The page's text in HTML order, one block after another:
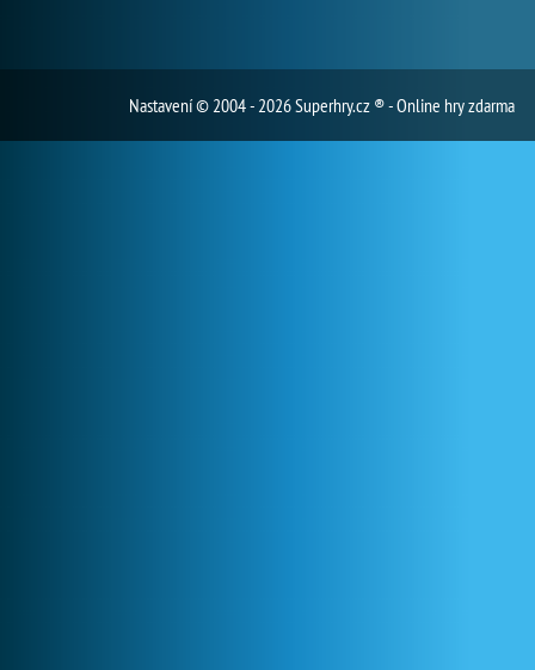
Nastavení© 2004 - 2026 Superhry.cz ® - Online hry zdarma